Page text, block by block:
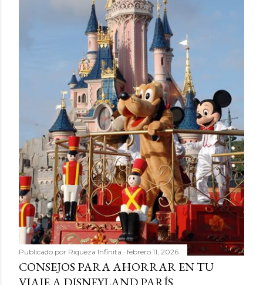
Publicado por Riqueza Infinita febrero 11, 2026
CONSEJOS PARA AHORRAR EN TU
VIAJE A DISNEYLAND PARÍS